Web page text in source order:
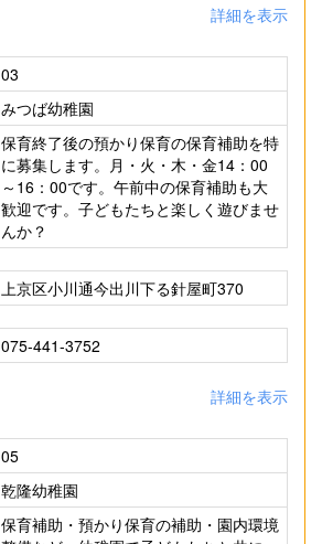
詳細を表示
03
みつば幼稚園
保育終了後の預かり保育の保育補助を特
に募集します。月・火・木・金14：00
～16：00です。午前中の保育補助も大
歓迎です。子どもたちと楽しく遊びませ
んか？
上京区小川通今出川下る針屋町370
075-441-3752
詳細を表示
05
乾隆幼稚園
保育補助・預かり保育の補助・園内環境